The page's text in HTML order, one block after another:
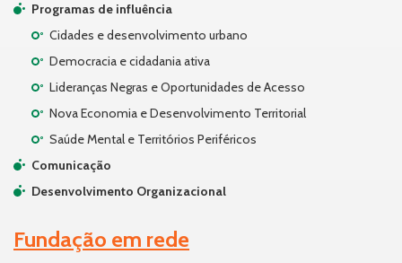
Programas de influência
Cidades e desenvolvimento urbano
Democracia e cidadania ativa
Lideranças Negras e Oportunidades de Acesso
Nova Economia e Desenvolvimento Territorial
Saúde Mental e Territórios Periféricos
Comunicação
Desenvolvimento Organizacional
Fundação em rede